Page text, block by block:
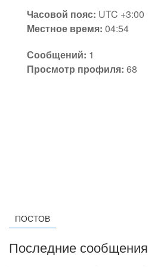
Часовой пояс: UTC +3:00
Местное время: 04:54
Сообщений: 1
Просмотр профиля: 68
ПОСТОВ
Последние сообщения